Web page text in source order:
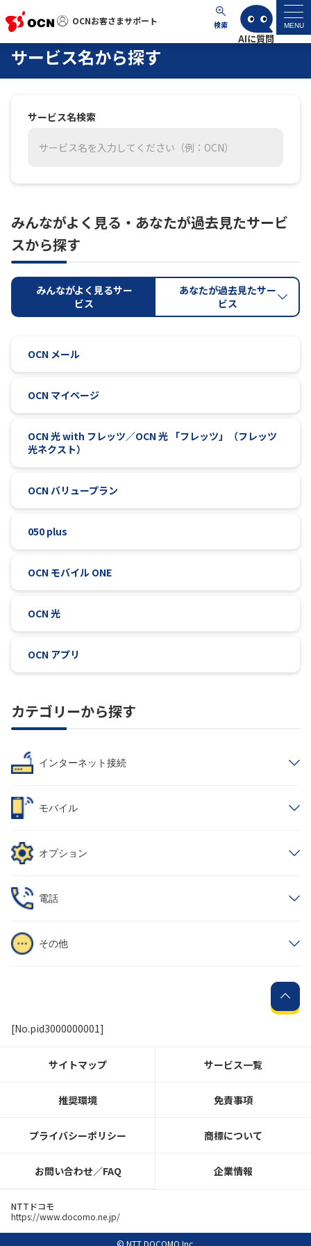
OCNお客さまサポート 検索 MENU
OCNお客さまサポート
マイページ
サービス名から探す
よくあるご質問
工事・故障情報
各種ダウンロード
お問い合わせ
NTTドコモビジネスのお客さ
まはこちら
工事・故障情報通知
サービス
OCN サービス一覧
サービス名から探す
サービス名検索
サービス名を入力してください（例：OCN）
みんながよく見る・あなたが過去見たサービ
スから探す
みんながよく見るサー
ビス
あなたが過去見たサー
ビス
OCN メール
OCN マイページ
OCN 光 with フレッツ／OCN 光 「フレッツ」（フレッツ
光ネクスト）
OCN バリュープラン
050 plus
OCN モバイル ONE
OCN 光
OCN アプリ
カテゴリーから探す
インターネット接続
モバイル
オプション
電話
その他
[No.pid3000000001]
サイトマップ サービス一覧
推奨環境 免責事項
プライバシーポリシー 商標について
お問い合わせ／FAQ 企業情報
NTTドコモ
https://www.docomo.ne.jp/
© NTT DOCOMO Inc.